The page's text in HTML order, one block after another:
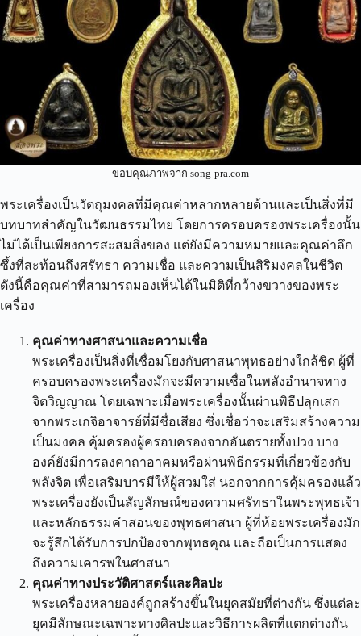
ขอบคุณภาพจาก song-pra.com
พระเครื่องเป็นวัตถุมงคลที่มีคุณค่าหลากหลายด้านและเป็นสิ่งที่มี
บทบาทสำคัญในวัฒนธรรมไทย โดยการครอบครองพระเครื่องนั้น
ไม่ได้เป็นเพียงการสะสมสิ่งของ แต่ยังมีความหมายและคุณค่าลึก
ซึ้งที่สะท้อนถึงศรัทธา ความเชื่อ และความเป็นสิริมงคลในชีวิต
ดังนี้คือคุณค่าที่สามารถมองเห็นได้ในมิติที่กว้างขวางของพระ
เครื่อง
คุณค่าทางศาสนาและความเชื่อ
พระเครื่องเป็นสิ่งที่เชื่อมโยงกับศาสนาพุทธอย่างใกล้ชิด ผู้ที่
ครอบครองพระเครื่องมักจะมีความเชื่อในพลังอำนาจทาง
จิตวิญญาณ โดยเฉพาะเมื่อพระเครื่องนั้นผ่านพิธีปลุกเสก
จากพระเกจิอาจารย์ที่มีชื่อเสียง ซึ่งเชื่อว่าจะเสริมสร้างความ
เป็นมงคล คุ้มครองผู้ครอบครองจากอันตรายทั้งปวง บาง
องค์ยังมีการลงคาถาอาคมหรือผ่านพิธีกรรมที่เกี่ยวข้องกับ
พลังจิต เพื่อเสริมบารมีให้ผู้สวมใส่ นอกจากการคุ้มครองแล้ว
พระเครื่องยังเป็นสัญลักษณ์ของความศรัทธาในพระพุทธเจ้า
และหลักธรรมคำสอนของพุทธศาสนา ผู้ที่ห้อยพระเครื่องมัก
จะรู้สึกได้รับการปกป้องจากพุทธคุณ และถือเป็นการแสดง
ถึงความเคารพในศาสนา
คุณค่าทางประวัติศาสตร์และศิลปะ
พระเครื่องหลายองค์ถูกสร้างขึ้นในยุคสมัยที่ต่างกัน ซึ่งแต่ละ
ยุคมีลักษณะเฉพาะทางศิลปะและวิธีการผลิตที่แตกต่างกัน